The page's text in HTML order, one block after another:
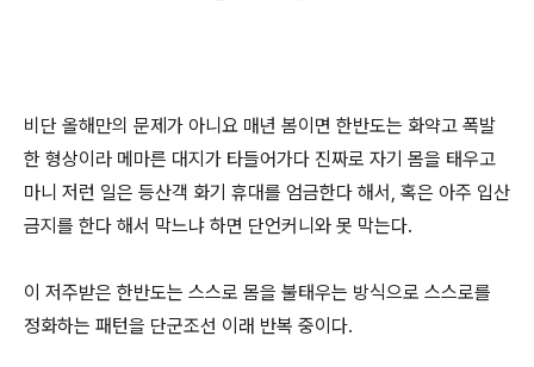
비단 올해만의 문제가 아니요 매년 봄이면 한반도는 화약고 폭발
한 형상이라 메마른 대지가 타들어가다 진짜로 자기 몸을 태우고
마니 저런 일은 등산객 화기 휴대를 엄금한다 해서, 혹은 아주 입산
금지를 한다 해서 막느냐 하면 단언커니와 못 막는다.
이 저주받은 한반도는 스스로 몸을 불태우는 방식으로 스스로를
정화하는 패턴을 단군조선 이래 반복 중이다.